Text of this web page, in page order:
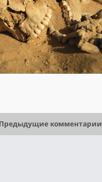
Предыдущие комментарии